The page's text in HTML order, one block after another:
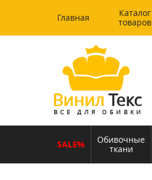
Главная
Каталог
товаров
Винил Текс
ВСЕ ДЛЯ ОБИВКИ
SALE%
Обивочные
ткани